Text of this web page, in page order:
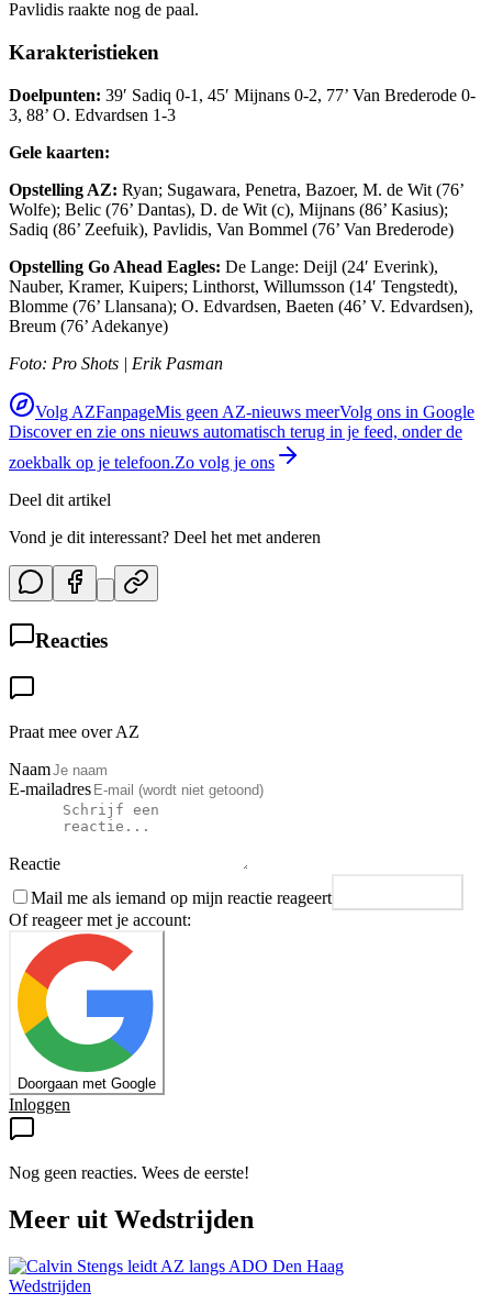
Pavlidis raakte nog de paal.
Karakteristieken
Doelpunten: 39′ Sadiq 0-1, 45′ Mijnans 0-2, 77’ Van Brederode 0-
3, 88’ O. Edvardsen 1-3
Gele kaarten:
Opstelling AZ: Ryan; Sugawara, Penetra, Bazoer, M. de Wit (76’
Wolfe); Belic (76’ Dantas), D. de Wit (c), Mijnans (86’ Kasius);
Sadiq (86’ Zeefuik), Pavlidis, Van Bommel (76’ Van Brederode)
Opstelling Go Ahead Eagles: De Lange: Deijl (24′ Everink),
Nauber, Kramer, Kuipers; Linthorst, Willumsson (14′ Tengstedt),
Blomme (76’ Llansana); O. Edvardsen, Baeten (46’ V. Edvardsen),
Breum (76’ Adekanye)
Foto: Pro Shots | Erik Pasman
Volg AZFanpageMis geen AZ-nieuws meerVolg ons in Google
Discover en zie ons nieuws automatisch terug in je feed, onder de
zoekbalk op je telefoon.Zo volg je ons
Deel dit artikel
Vond je dit interessant? Deel het met anderen
Reacties
Praat mee over AZ
Naam
E-mailadres
Reactie
Mail me als iemand op mijn reactie reageert
Of reageer met je account:
Doorgaan met Google
Inloggen
Nog geen reacties. Wees de eerste!
Meer uit Wedstrijden
Wedstrijden